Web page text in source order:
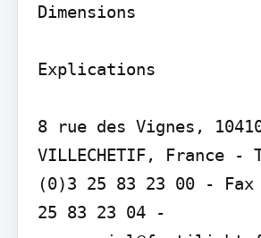
Dimensions
Explications
8 rue des Vignes,
VILLECHETIF, France -
(0)3 25 83 23 00 - Fax
25 83 23 04 -